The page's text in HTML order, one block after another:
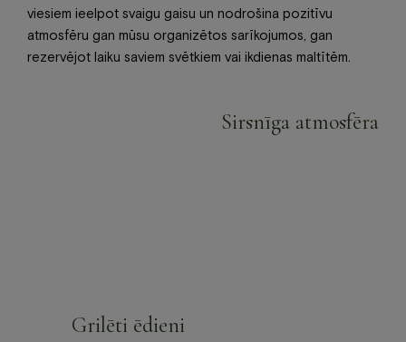
viesiem ieelpot svaigu gaisu un nodrošina pozitīvu
atmosfēru gan mūsu organizētos sarīkojumos, gan
rezervējot laiku saviem svētkiem vai ikdienas maltītēm.
Sirsnīga atmosfēra
Grilēti ēdieni